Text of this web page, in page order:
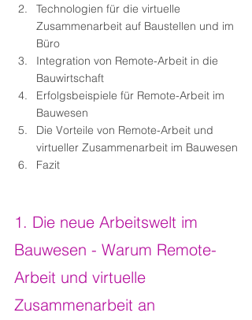
Technologien für die virtuelle
Zusammenarbeit auf Baustellen und im
Büro
Integration von Remote-Arbeit in die
Bauwirtschaft
Erfolgsbeispiele für Remote-Arbeit im
Bauwesen
Die Vorteile von Remote-Arbeit und
virtueller Zusammenarbeit im Bauwesen
Fazit
1. Die neue Arbeitswelt im
Bauwesen - Warum Remote-
Arbeit und virtuelle
Zusammenarbeit an